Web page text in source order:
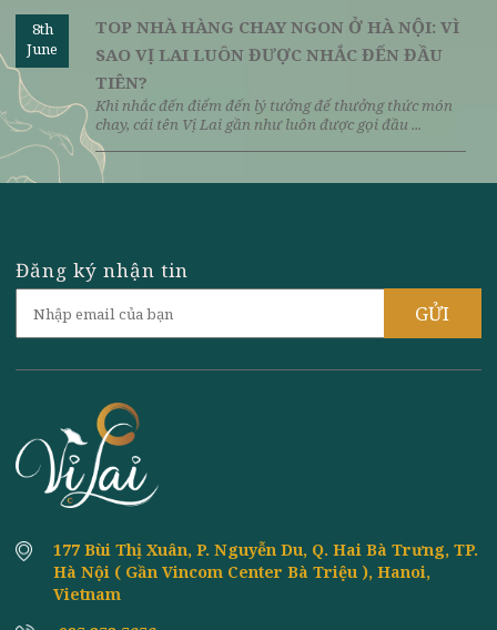
VUI
Giữa lòng phố thị ồn ào, Vị Lai nổi lên như một điểm
hẹn lý tưởng - nơi mà mọi khoảnh khắc đều được ...
8th
June
KHÁM PHÁ NHỮNG NHÀ HÀNG NGON
CHO BUỔI TỐI THƯ GIÃN
Giữa nhịp sống hối hả của Hà Nội, việc lựa chọn một
June
MÓN ĂN TẠI VỊ LAI LÀ MỘT BÀI THIỀN
Giữa lòng Hà Nội ồn ào, Vị Lai là nơi mà nhiều thực
khách gọi bằng một cái tên riêng: “chốn thiền ...
SAO VỊ LAI LUÔN ĐƯỢC NHẮC ĐẾN ĐẦU
TIÊN?
Khi nhắc đến điểm đến lý tưởng để thưởng thức món
chay, cái tên Vị Lai gần như luôn được gọi đầu ...